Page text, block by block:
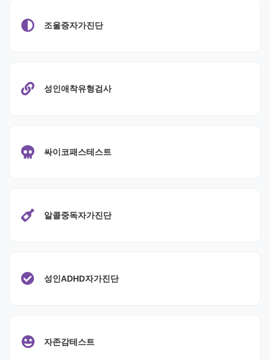
조울증자가진단
성인애착유형검사
싸이코패스테스트
알콜중독자가진단
성인ADHD자가진단
자존감테스트